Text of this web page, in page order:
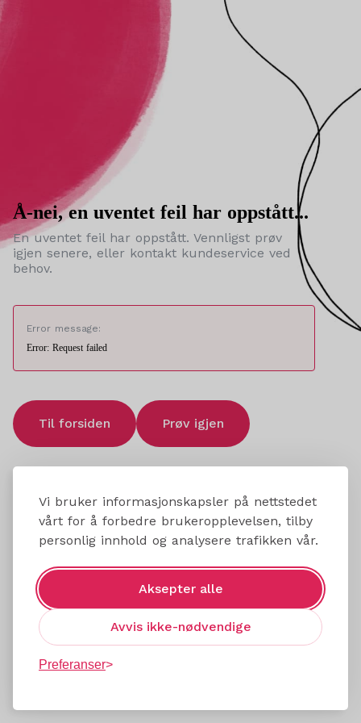
Vi bruker informasjonskapsler på nettstedet
vårt for å forbedre brukeropplevelsen, tilby
personlig innhold og analysere trafikken vår.
Aksepter alle
Avvis ikke-nødvendige
Preferanser
Å-nei, en uventet feil har oppstått...
En uventet feil har oppstått. Vennligst prøv
igjen senere, eller kontakt kundeservice ved
behov.
Error message:
Error: Request failed
Til forsiden Prøv igjen